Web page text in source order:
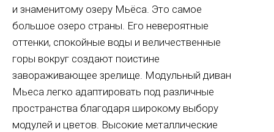
и знаменитому озеру Мьёса. Это самое
большое озеро страны. Его невероятные
оттенки, спокойные воды и величественные
горы вокруг создают поистине
завораживающее зрелище. Модульный диван
Мьеса легко адаптировать под различные
пространства благодаря широкому выбору
модулей и цветов. Высокие металлические